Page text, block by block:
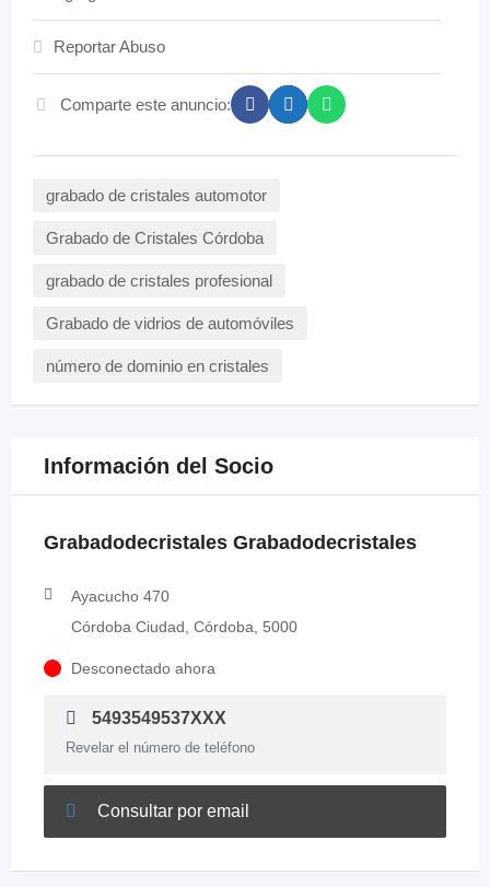
Reportar Abuso
Comparte este anuncio:
grabado de cristales automotor
Grabado de Cristales Córdoba
grabado de cristales profesional
Grabado de vidrios de automóviles
número de dominio en cristales
Información del Socio
Grabadodecristales Grabadodecristales
Ayacucho 470
Córdoba Ciudad, Córdoba, 5000
Desconectado ahora
5493549537XXX
Revelar el número de teléfono
Consultar por email